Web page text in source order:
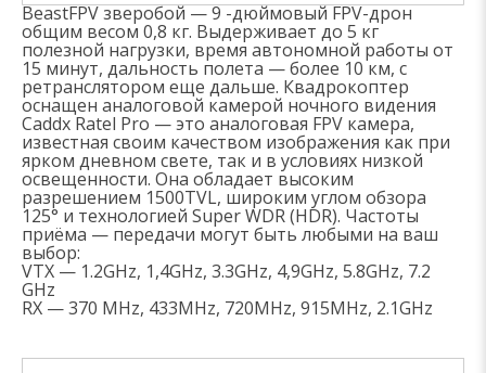
BeastFPV зверобой — 9 -дюймовый FPV-дрон
общим весом 0,8 кг. Выдерживает до 5 кг
полезной нагрузки, время автономной работы от
15 минут, дальность полета — более 10 км, с
ретранслятором еще дальше. Квадрокоптер
оснащен аналоговой камерой ночного видения
Caddx Ratel Pro — это аналоговая FPV камера,
известная своим качеством изображения как при
ярком дневном свете, так и в условиях низкой
освещенности. Она обладает высоким
разрешением 1500TVL, широким углом обзора
125° и технологией Super WDR (HDR). Частоты
приёма — передачи могут быть любыми на ваш
выбор:
VTX — 1.2GHz, 1,4GHz, 3.3GHz, 4,9GHz, 5.8GHz, 7.2
GHz
RX — 370 MHz, 433MHz, 720MHz, 915MHz, 2.1GHz